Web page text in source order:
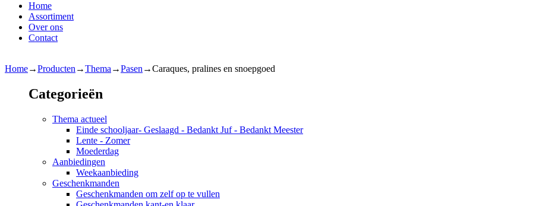
Home
Assortiment
Over ons
Contact
Home→Producten →Thema →Pasen →Caraques, pralines en snoepgoed
Categorieën
Thema actueel
Einde schooljaar- Geslaagd - Bedankt Juf - Bedankt Meester
Lente - Zomer
Moederdag
Aanbiedingen
Weekaanbieding
Geschenkmanden
Geschenkmanden om zelf op te vullen